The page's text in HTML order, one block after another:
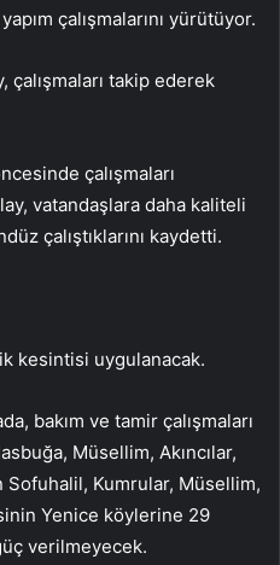
çalışmalarını yürütüyor.
çalışmaları takip ederek
çalışmaları
vatandaşlara daha kaliteli
çalıştıklarını kaydetti.
kesintisi uygulanacak.
bakım ve tamir çalışmaları
Müsellim, Akıncılar,
Kumrular, Müsellim,
Yenice köylerine 29
verilmeyecek.